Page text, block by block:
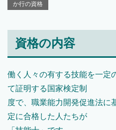
か行の資格
資格の内容
働く人々の有する技能を一定
て証明する国家検定制
度で、職業能力開発促進法に
定に合格した人たちが